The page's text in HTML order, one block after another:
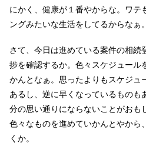
にかく、健康が１番やからな。ワテ
ングみたいな生活をしてるからなぁ。
さて、今日は進めている案件の相続
捗を確認するか。色々スケジュール
かんとなぁ。思ったよりもスケジュ
あるし、逆に早くなっているものも
分の思い通りにならないことがおも
色々なものを進めていかんとやから
くか。